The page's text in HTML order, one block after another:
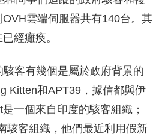
雲端伺服器共有140台。其
經癱瘓。
客有幾個是屬於政府背景的
Kitten和APT39，據信都與伊
一個來自印度的駭客組織；
駭客組織，他們最近利用假新